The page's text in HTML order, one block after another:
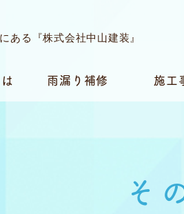
雨漏り補修 施工
そ